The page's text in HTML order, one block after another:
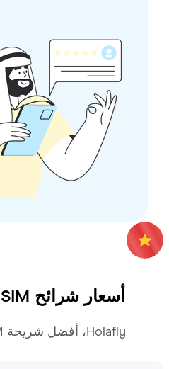
أسعار شرائح eSIM لـ
Holafly، أفضل شريحة eSIM لـ هانوي